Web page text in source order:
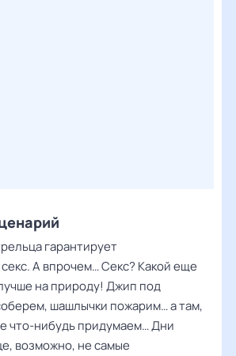
гарантирует
А впрочем… Секс? Какой еще
на природу! Джип под
шашлычки пожарим… а там,
что-нибудь придумаем… Дни
возможно, не самые